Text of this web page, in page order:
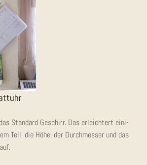
Stan­dard Geschirr. Das erleich­tert eini­
Teil, die Höhe, der Durch­mes­ser und das